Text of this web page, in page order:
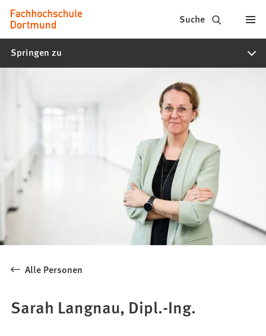
Inhalt anspringen
Fachhochschule
Dortmund
-
Studiengänge,
Suche
Springen zu
Alle Personen
Sarah Langnau, Dipl.-Ing.